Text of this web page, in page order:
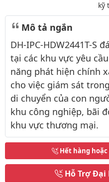
kỹ
Mô tả ngắn
DH-IPC-HDW2441T-S
tại các khu vực yêu
năng phát hiện chính
cho việc giám sát
di chuyển của con
khu công nghiệp, bãi
khu vực thương mại.
Hết hàng
Hỗ Trợ Đại